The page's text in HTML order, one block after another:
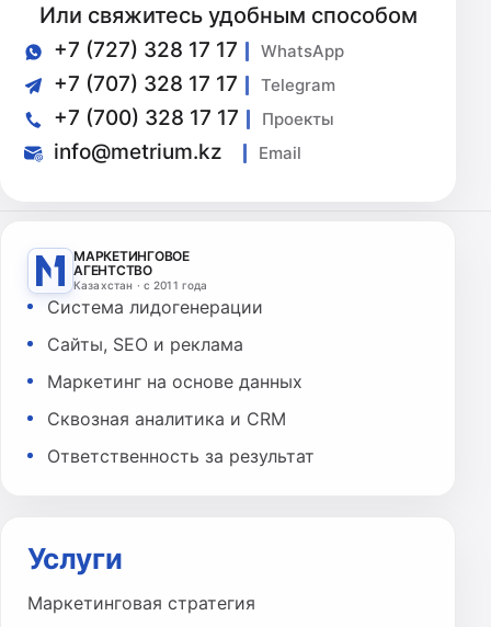
Или свяжитесь удобным способом
+7 (727) 328 17 17 WhatsApp
+7 (707) 328 17 17 Telegram
+7 (700) 328 17 17 Проекты
info@metrium.kz Email
МАРКЕТИНГОВОЕ
АГЕНТСТВО
Казахстан · с 2011 года
Система лидогенерации
Сайты, SEO и реклама
Маркетинг на основе данных
Сквозная аналитика и CRM
Ответственность за результат
Услуги
Маркетинговая стратегия